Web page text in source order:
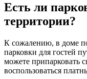
Есть ли
территории?
К сожалению, в доме
парковки для гостей
можете припарковать
воспользоваться